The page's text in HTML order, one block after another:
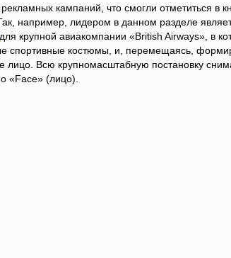
кампаний, что смогли отметиться в
например, лидером в данном разделе
для крупной авиакомпании «British Airways», в
спортивные костюмы, и, перемещаясь,
лицо. Всю крупномасштабную постановку
«Face» (лицо).